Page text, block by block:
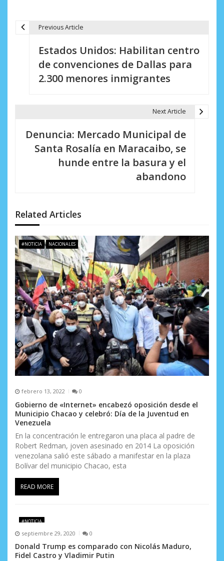
d
e
e
n
t
r
a
d
a
s
Previous Article
Estados Unidos: Habilitan centro
de convenciones de Dallas para
2.300 menores inmigrantes
Next Article
Denuncia: Mercado Municipal de
Santa Rosalía en Maracaibo, se
hunde entre la basura y el
abandono
Related Articles
#NOTICIA NACIONALES
febrero 13, 2022 0
Gobierno de «Internet» encabezó oposición desde el
Municipio Chacao y celebró: Día de la Juventud en
Venezuela
En la concentración le entregaron una placa al padre de
Robert Redman, joven asesinado en 2014 La oposición
venezolana salió este sábado a manifestar en la plaza
Bolívar del municipio Chacao, esta
READ MORE
#NOTICIA
septiembre 29, 2020 0
Donald Trump es comparado con Nicolás Maduro,
Fidel Castro y Vladimir Putin